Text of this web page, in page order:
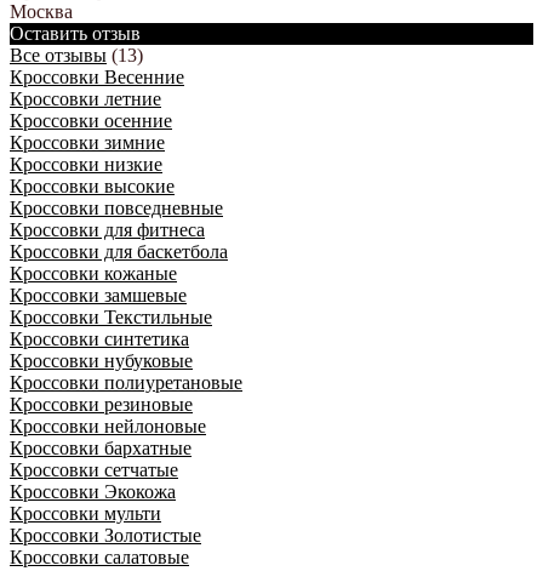
Москва
Оставить отзыв
Все отзывы (13)
Кроссовки Весенние
Кроссовки летние
Кроссовки осенние
Кроссовки зимние
Кроссовки низкие
Кроссовки высокие
Кроссовки повседневные
Кроссовки для фитнеса
Кроссовки для баскетбола
Кроссовки кожаные
Кроссовки замшевые
Кроссовки Текстильные
Кроссовки синтетика
Кроссовки нубуковые
Кроссовки полиуретановые
Кроссовки резиновые
Кроссовки нейлоновые
Кроссовки бархатные
Кроссовки сетчатые
Кроссовки Экокожа
Кроссовки мульти
Кроссовки Золотистые
Кроссовки салатовые